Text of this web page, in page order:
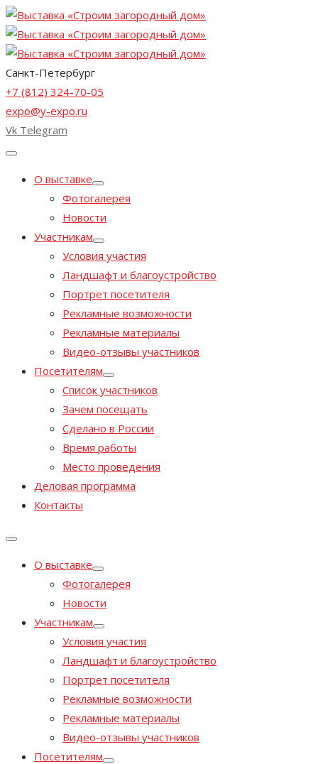
Санкт-Петербург
+7 (812) 324-70-05
expo@y-expo.ru
Vk Telegram
О выставке
Фотогалерея
Новости
Участникам
Условия участия
Ландшафт и благоустройство
Портрет посетителя
Рекламные возможности
Рекламные материалы
Видео-отзывы участников
Посетителям
Список участников
Зачем посещать
Сделано в России
Время работы
Место проведения
Деловая программа
Контакты
О выставке
Фотогалерея
Новости
Участникам
Условия участия
Ландшафт и благоустройство
Портрет посетителя
Рекламные возможности
Рекламные материалы
Видео-отзывы участников
Посетителям